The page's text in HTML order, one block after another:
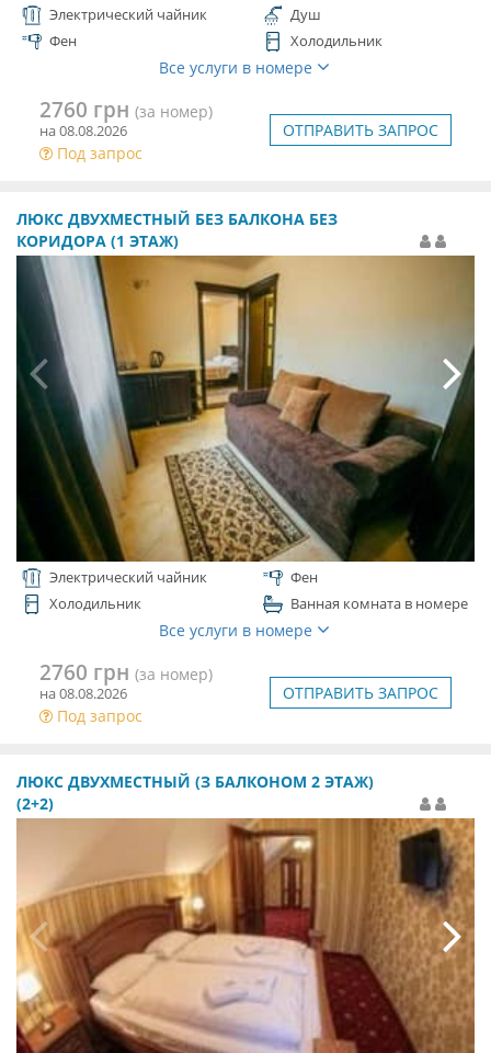
Электрический чайник
Душ
Фен
Холодильник
Все услуги в номере
2760 грн (за номер)
на 08.08.2026
Под запрос
ОТПРАВИТЬ ЗАПРОС
ЛЮКС ДВУХМЕСТНЫЙ БЕЗ БАЛКОНА БЕЗ
КОРИДОРА (1 ЭТАЖ)
Электрический чайник
Фен
Холодильник
Ванная комната в номере
Все услуги в номере
2760 грн (за номер)
на 08.08.2026
Под запрос
ОТПРАВИТЬ ЗАПРОС
ЛЮКС ДВУХМЕСТНЫЙ (З БАЛКОНОМ 2 ЭТАЖ)
(2+2)